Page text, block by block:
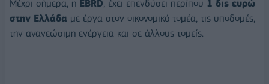
Μέχρι σήμερα, η EBRD, έχει επενδύσει περίπου 1 δις ευρώ
στην Ελλάδα με έργα στον οικονομικό τομέα, τις υποδομές,
την ανανεώσιμη ενέργεια και σε άλλους τομείς.